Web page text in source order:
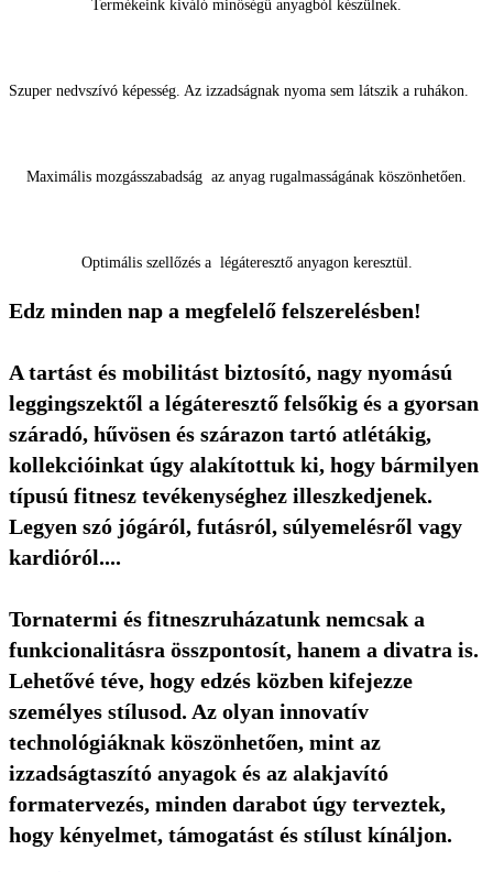
Termékeink kiváló minőségű anyagból készülnek.
Szuper nedvszívó képesség. Az izzadságnak nyoma sem látszik a ruhákon.
Maximális mozgásszabadság az anyag rugalmasságának köszönhetően.
Optimális szellőzés a légáteresztő anyagon keresztül.
Edz minden nap a megfelelő felszerelésben!
A tartást és mobilitást biztosító, nagy nyomású
leggingszektől a légáteresztő felsőkig és a gyorsan
száradó, hűvösen és szárazon tartó atlétákig,
kollekcióinkat úgy alakítottuk ki, hogy bármilyen
típusú fitnesz tevékenységhez illeszkedjenek.
Legyen szó jógáról, futásról, súlyemelésről vagy
kardióról....
Tornatermi és fitneszruházatunk nemcsak a
funkcionalitásra összpontosít, hanem a divatra is.
Lehetővé téve, hogy edzés közben kifejezze
személyes stílusod. Az olyan innovatív
technológiáknak köszönhetően, mint az
izzadságtaszító anyagok és az alakjavító
formatervezés, minden darabot úgy terveztek,
hogy kényelmet, támogatást és stílust kínáljon.